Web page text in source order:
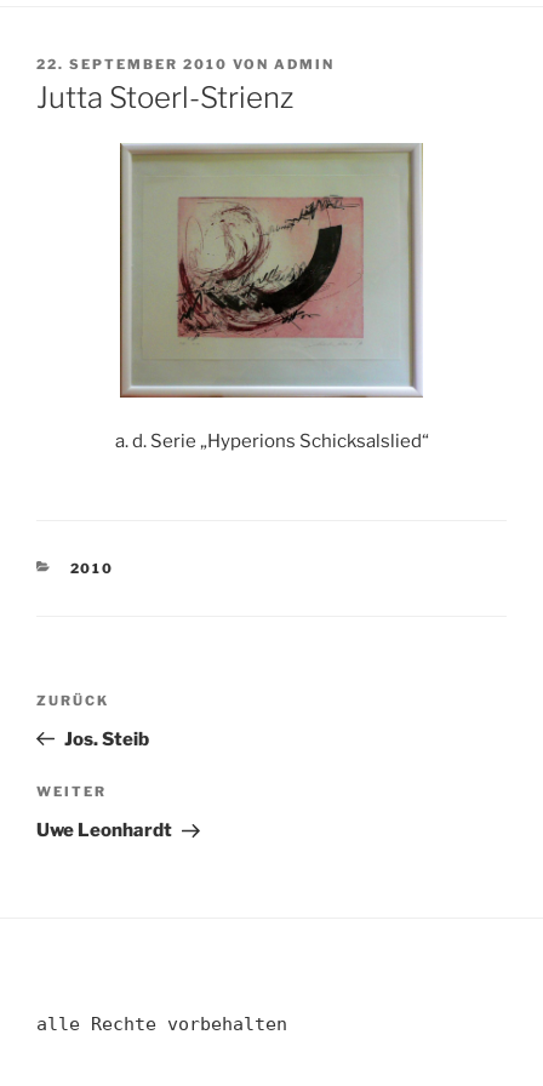
VERÖFFENTLICHT
AM
22. SEPTEMBER 2010 VON ADMIN
Jutta Stoerl-Strienz
a. d. Serie „Hyperions Schicksalslied“
KATEGORIEN
2010
Beitragsnavigation
Vorheriger
Beitrag
ZURÜCK
Jos. Steib
Nächster
Beitrag
WEITER
Uwe Leonhardt
alle Rechte vorbehalten